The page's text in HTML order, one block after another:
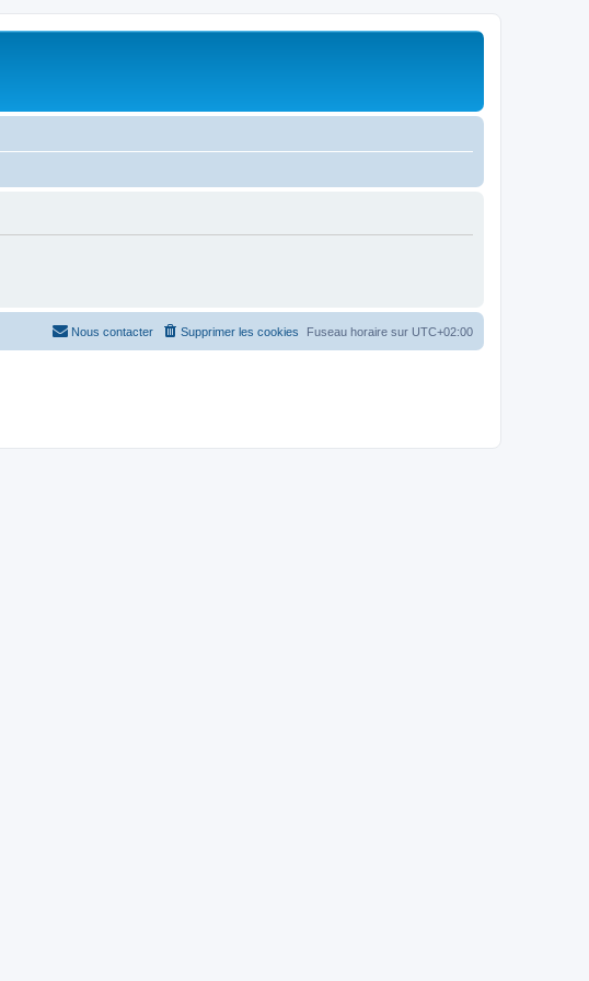
Fuseau horaire sur UTC+02:00
Supprimer les cookies
Nous contacter